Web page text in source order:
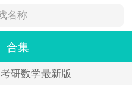
合集
考研数学最新版